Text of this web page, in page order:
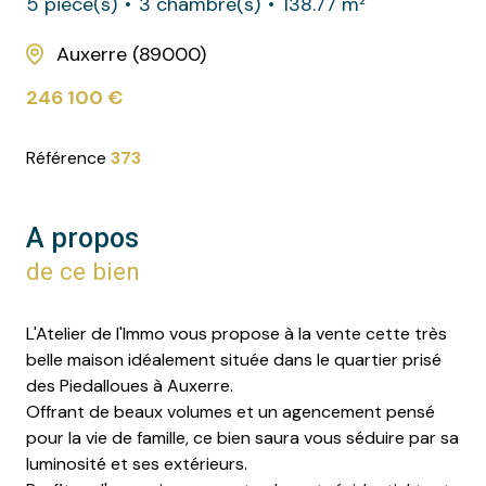
Auxerre (89000)
246 100 €
Référence 373
A propos
de ce bien
L'Atelier de l'Immo vous propose à la vente cette très
belle maison idéalement située dans le quartier prisé
des Piedalloues à Auxerre.
Offrant de beaux volumes et un agencement pensé
pour la vie de famille, ce bien saura vous séduire par sa
luminosité et ses extérieurs.